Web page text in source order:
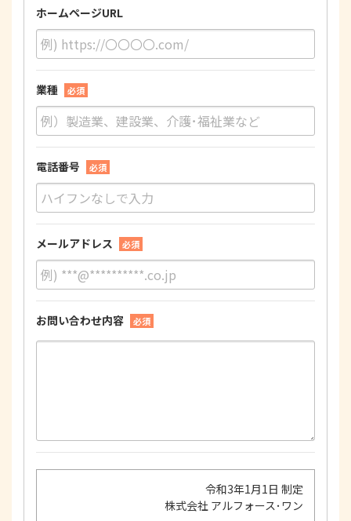
ホームページURL
業種 必須
電話番号 必須
メールアドレス 必須
お問い合わせ内容 必須
令和3年1月1日 制定
株式会社 アルフォース･ワン